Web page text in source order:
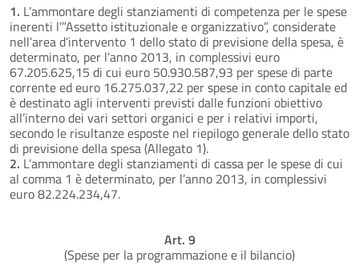
1. L’ammontare degli stanziamenti di competenza per le spese
inerenti l’”Assetto istituzionale e organizzativo”, considerate
nell’area d’intervento 1 dello stato di previsione della spesa, è
determinato, per l’anno 2013, in complessivi euro
67.205.625,15 di cui euro 50.930.587,93 per spese di parte
corrente ed euro 16.275.037,22 per spese in conto capitale ed
è destinato agli interventi previsti dalle funzioni obiettivo
all’interno dei vari settori organici e per i relativi importi,
secondo le risultanze esposte nel riepilogo generale dello stato
di previsione della spesa (Allegato 1).
2. L’ammontare degli stanziamenti di cassa per le spese di cui
al comma 1 è determinato, per l’anno 2013, in complessivi
euro 82.224.234,47.
Art. 9
(Spese per la programmazione e il bilancio)